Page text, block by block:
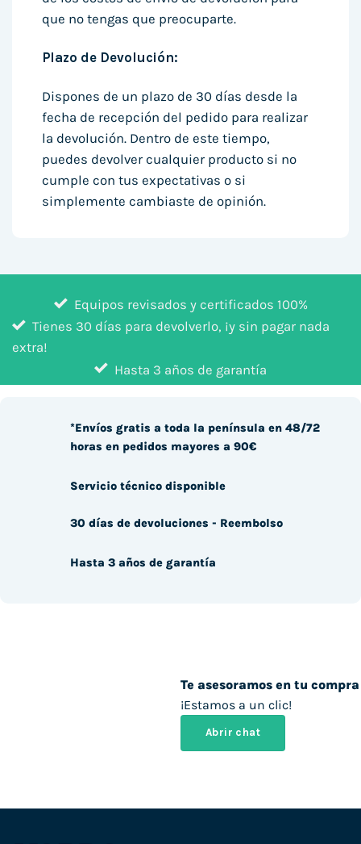
que no tengas que preocuparte.
Plazo de Devolución:
Dispones de un plazo de 30 días desde la
fecha de recepción del pedido para realizar
la devolución. Dentro de este tiempo,
puedes devolver cualquier producto si no
cumple con tus expectativas o si
simplemente cambiaste de opinión.
Equipos revisados y certificados 100%
Tienes 30 días para devolverlo, ¡y sin pagar nada
extra!
Hasta 3 años de garantía
Te asesoramos en tu compra
¡Estamos a un clic!
Abrir chat
*Envíos gratis a toda la península en 48/72
horas en pedidos mayores a 90€
Servicio técnico disponible
30 días de devoluciones - Reembolso
Hasta 3 años de garantía